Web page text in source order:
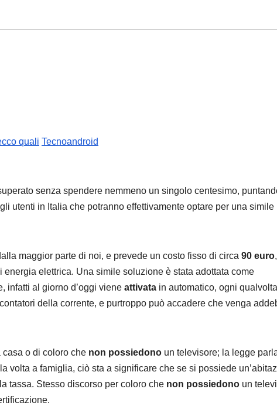
quali Tecnoandroid
senza spendere nemmeno un singolo centesimo,
utenti in Italia che potranno effettivamente optare per una simile
maggior parte di noi, e prevede un costo fisso di circa 90 euro
elettrica. Una simile soluzione è stata adottata come
infatti al giorno d’oggi viene attivata in automatico, ogni qualvolta
della corrente, e purtroppo può accadere che venga
o di coloro che non possiedono un televisore; la legge
volta a famiglia, ciò sta a significare che se si possiede
tassa. Stesso discorso per coloro che non possiedono un
Narwal
20